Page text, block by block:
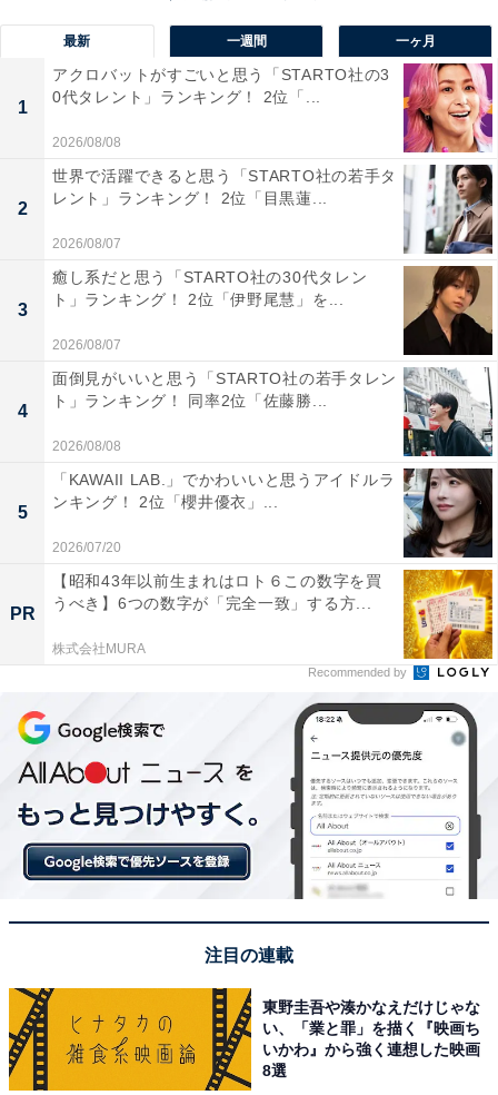
1位には、「出雲（島根県）」が選ばれました。
出雲ナンバーは、出雲市、奥出雲町、飯南町を対象に交
付されています。島根県の主要都市の1つである出雲
市。日本を代表するパワースポット「出雲大社」をはじ
め、「神話のふるさと」と称されるほど歴史的な文化遺
産が存在しています。そんな出雲市の図柄入りナンバー
プレートは、神話と深く関わりのある出雲ならではのデ
ザインが特徴的。虹をイメージしたカラーで出雲神話に
回答者からは「出雲大社のイメージがあり神聖に思うか
ら」（40代男性／奈良県）、「名前がカッコいいか
ら。"和"な感じがあり、観光名所にもなっている場所だ
から」（20代女性／千葉県）、「出雲は神話の国として
知られ、神秘的でロマンチックなイメージがある土地で
す。『出雲』ナンバーをつけているだけで縁結びや歴史
的な重みが感じられ、特別感があります」（50代男性／
大阪府）、「出雲は、日本の神々が宿る由緒正しい趣あ
る地域なので、特別な魅力を感じます」（30代男性／長
野県）などの声が上がりました。
※回答者からのコメントは原文ママです
この記事の筆者：児玉 友梨 プロフィール
1987年東京都生まれ。フリーライター。地方に移住し、
農業の傍ら地域の魅力や暮らしに役立つ情報を中心に寄
4位までの全ランキング結果を見
る
最新 一週間 一ヶ月
1
アクロバットがすごいと思う「STARTO社の3
0代タレント」ランキング！ 2位「...
2026/08/08
2
世界で活躍できると思う「STARTO社の若手タ
レント」ランキング！ 2位「目黒蓮...
2026/08/07
3
癒し系だと思う「STARTO社の30代タレン
ト」ランキング！ 2位「伊野尾慧」を...
2026/08/07
4
面倒見がいいと思う「STARTO社の若手タレン
ト」ランキング！ 同率2位「佐藤勝...
2026/08/08
5
「KAWAII LAB.」でかわいいと思うアイドルラ
ンキング！ 2位「櫻井優衣」...
2026/07/20
PR
【昭和43年以前生まれはロト６この数字を買
うべき】6つの数字が「完全一致」する方...
株式会社MURA
Recommended by
注目の連載
東野圭吾や湊かなえだけじゃな
い、「業と罪」を描く『映画ち
いかわ』から強く連想した映画
8選